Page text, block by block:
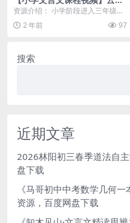
写小学阶段考试必考文言文40
网盘下载
资源介绍： 小学阶段进入三年级
后，开始有部分文言文类型的文章
了，特别是现在强调大...
2 年前 97
搜索
近期文章
2026林阳初三春季道法自
盘下载
《马哥初中中考数学几何
资源，百度网盘下载